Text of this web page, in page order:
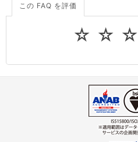
サーバーが重いので調査してほ
CPUやメモリをアップグレー
この FAQ を評価
☆
☆
☆